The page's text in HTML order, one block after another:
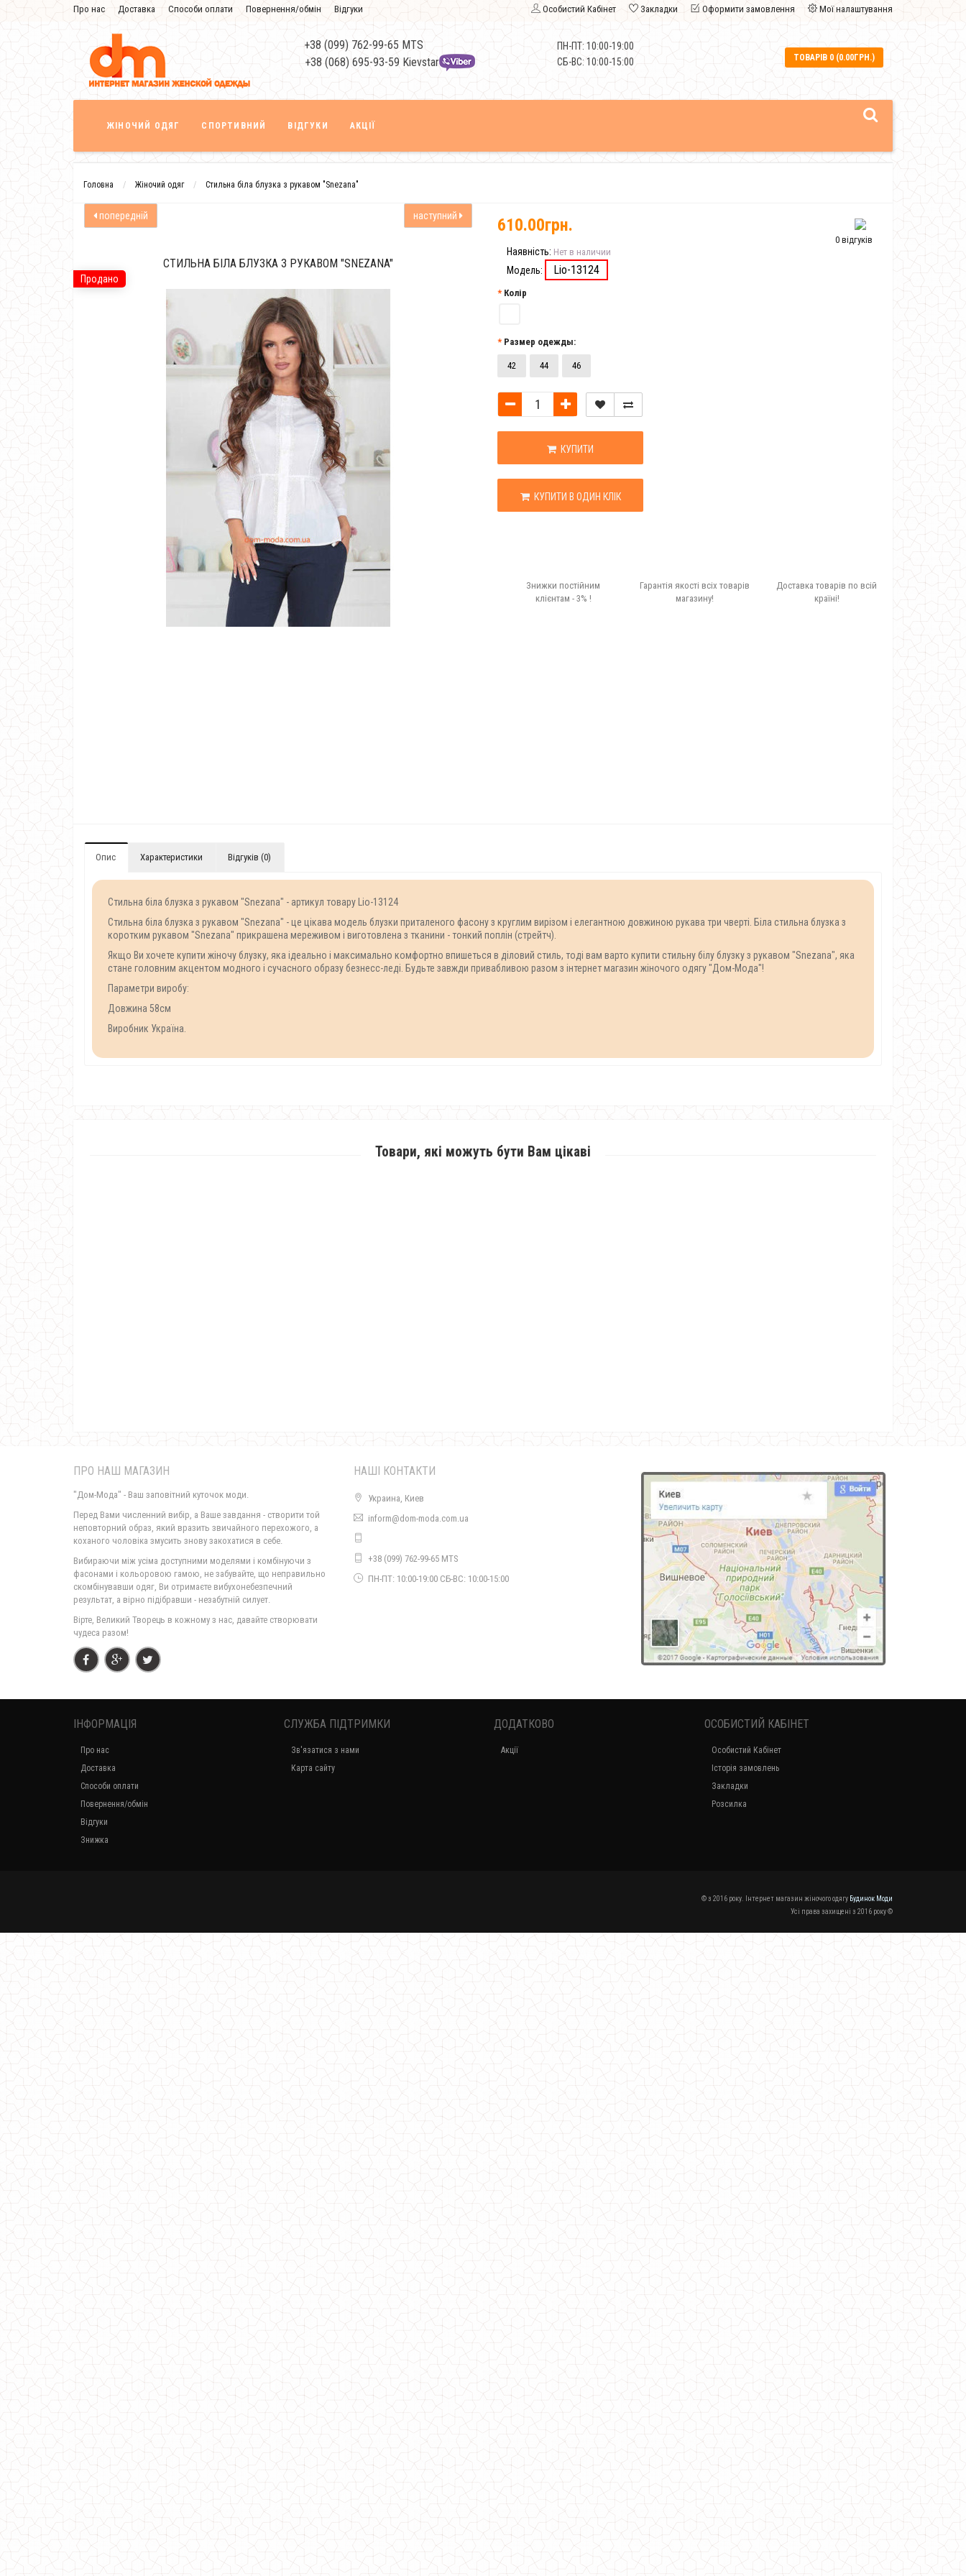
Про нас Доставка Способи оплати Повернення/обмін
Відгуки
Знижка
Особистий Кабінет Закладки Оформити замовлення Мої налаштування
+38 (099) 762-99-65 MTS
+38 (068) 695-93-59 Kievstar
ПН-ПТ: 10:00-19:00
СБ-ВС: 10:00-15:00
ТОВАРІВ 0 (0.00ГРН.)
ЖІНОЧИЙ ОДЯГ СПОРТИВНИЙ ВІДГУКИ АКЦІЇ
Головна Жіночий одяг Стильна біла блузка з рукавом "Snezana"
попередній наступний
Продано
СТИЛЬНА БІЛА БЛУЗКА З РУКАВОМ "SNEZANA"
0 відгуків
610.00грн.
Наявність: Нет в наличии
Модель: Lio-13124
Колір
Размер одежды:
42 44 46
КУПИТИ
КУПИТИ В ОДИН КЛІК
Знижки постійним
клієнтам - 3% !
Гарантія якості всіх товарів
магазину!
Доставка товарів по всій
країні!
Опис Характеристики Відгуків (0)
Стильна біла блузка з рукавом "Snezana" - артикул товару Lio-13124
Стильна біла блузка з рукавом "Snezana" - це цікава модель блузки приталеного фасону з круглим вирізом і елегантною довжиною рукава три чверті. Біла стильна блузка з
коротким рукавом "Snezana" прикрашена мереживом і виготовлена з тканини - тонкий поплін (стрейтч).
Якщо Ви хочете купити жіночу блузку, яка ідеально і максимально комфортно впишеться в діловий стиль, тоді вам варто купити стильну білу блузку з рукавом "Snezana", яка
стане головним акцентом модного і сучасного образу безнесс-леді. Будьте завжди привабливою разом з інтернет магазин жіночого одягу "Дом-Мода"!
Параметри виробу:
Довжина 58см
Виробник Україна.
Товари, які можуть бути Вам цікаві
Стильна жіноча біла туніка із невеликим рукавом
Жіноча стильна сорочка біла з затяжками по низу
1280.00грн.
Біла стильна блуза з баскою "Бонні"
Стильна біла блуза з коротким рукавом "Флорі"
ПРО НАШ МАГАЗИН
"Дом-Мода" - Ваш заповітний куточок моди.
Перед Вами численний вибір, а Ваше завдання - створити той
неповторний образ, який вразить звичайного перехожого, а
коханого чоловіка змусить знову закохатися в себе.
Вибираючи між усіма доступними моделями і комбінуючи з
фасонами і кольоровою гамою, не забувайте, що неправильно
скомбінувавши одяг, Ви отримаєте вибухонебезпечний
результат, а вірно підібравши - незабутній силует.
Вірте, Великий Творець в кожному з нас, давайте створювати
чудеса разом!
НАШІ КОНТАКТИ
Украина, Киев
inform@dom-moda.com.ua
+38 (099) 762-99-65 MTS
ПН-ПТ: 10:00-19:00 СБ-ВС: 10:00-15:00
ІНФОРМАЦІЯ
Про нас
Доставка
Способи оплати
Повернення/обмін
Відгуки
Знижка
СЛУЖБА ПІДТРИМКИ
Зв'язатися з нами
Карта сайту
ДОДАТКОВО
Акції
ОСОБИСТИЙ КАБІНЕТ
Особистий Кабінет
Історія замовлень
Закладки
Розсилка
© з 2016 року. Інтернет магазин жіночого одягу Будинок Моди
Усі права захищені з 2016 року ©